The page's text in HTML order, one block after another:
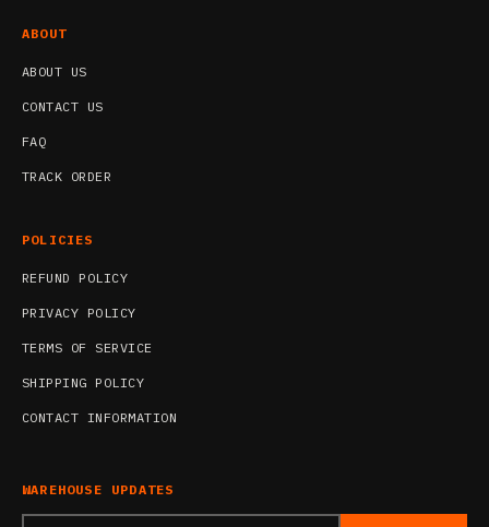
ABOUT
ABOUT US
CONTACT US
FAQ
TRACK ORDER
POLICIES
REFUND POLICY
PRIVACY POLICY
TERMS OF SERVICE
SHIPPING POLICY
CONTACT INFORMATION
WAREHOUSE UPDATES